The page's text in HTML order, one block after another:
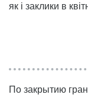
як і заклики в
По закрытию